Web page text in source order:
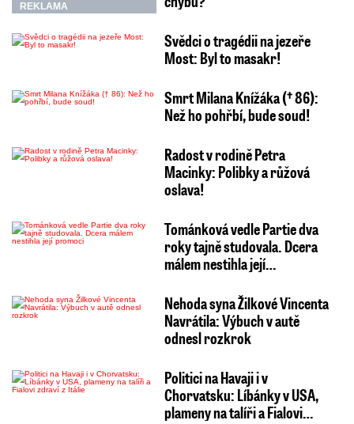
REKLAMA
Svědci o tragédii na jezeře
Most: Byl to masakr!
Smrt Milana Knížáka († 86):
Než ho pohřbí, bude soud!
Radost v rodině Petra
Macinky: Polibky a růžová
oslava!
Tománková vedle Partie dva
roky tajně studovala. Dcera
málem nestihla její…
Nehoda syna Žilkové Vincenta
Navrátila: Výbuch v autě
odnesl rozkrok
Politici na Havaji i v
Chorvatsku: Líbánky v USA,
plameny na talíři a Fialovi…